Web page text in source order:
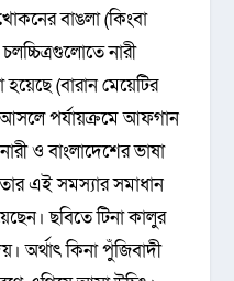
বাঙলা (কিংবা
নারী
হয়েছে (বারান মেয়েটির
পর্যায়ক্রমে আফগান
ও বাংলাদেশের ভাষা
এই সমস্যার সমাধান
ছবিতে টিনা কালুর
অর্থাৎ কিনা পুঁজিবাদী